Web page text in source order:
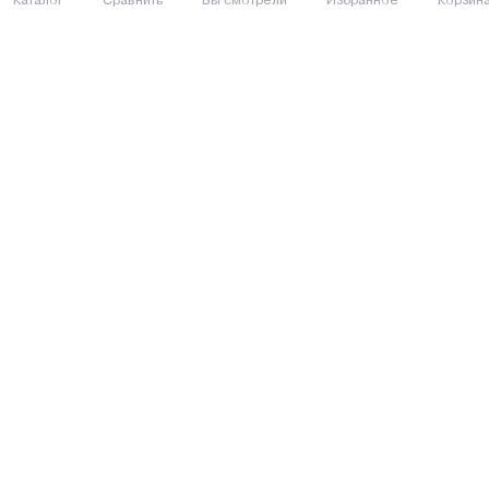
ДОСТАВИМ ПО МИНСКУ БЕСПЛАТНО ДОСТАВИМ ПО МИНСКУ БЕСПЛАТНО